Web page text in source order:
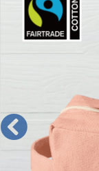
▼フェアトレードと
フェアトレードと
入することで、そ
当製品に使用され
から基準に従って
▼国際フェアトレー
国際フェアトレー
ら、輸出入、加工
製品」として完成